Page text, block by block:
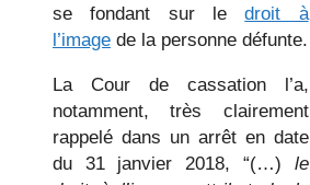
se fondant sur ledroit à
l’image de la personne défunte.
La Cour de cassation l’a,
notamment, très clairement
rappelé dans un arrêt en date
du 31 janvier 2018, “(…) le